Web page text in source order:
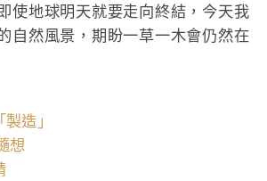
使地球明天就要走向終結，今天我
自然風景，期盼一草一木會仍然在
造」
想